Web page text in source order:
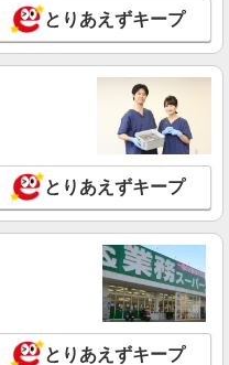
通店 東京都品川区大崎4-13-2
詳細を見る
878）
商品陳列
ーシティ店 東京都品川区大崎
詳細を見る
とりあえずキープ
とりあえずキープ
とりあえずキープ